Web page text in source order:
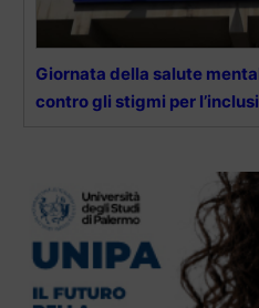
Giornata della salute
contro gli stigmi per